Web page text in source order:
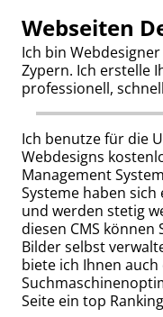
Webseiten
Ich bin
Zypern. Ich erstelle
professionell,
Ich benutze für die
Webdesigns
Management
Systeme haben
und werden stetig
diesen CMS können
Bilder selbst
biete ich Ihnen auch
Seite ein top